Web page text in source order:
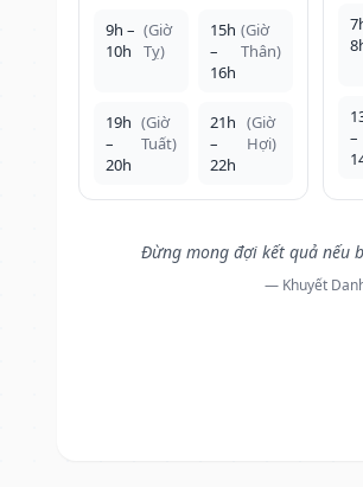
9h –
10h
(Giờ
Tỵ)
15h
–
16h
(Giờ
Thân)
19h
–
20h
(Giờ
Tuất)
21h
–
22h
(Giờ
Hợi)
–
Đừng mong đợi kết quả nếu
— Khuyết